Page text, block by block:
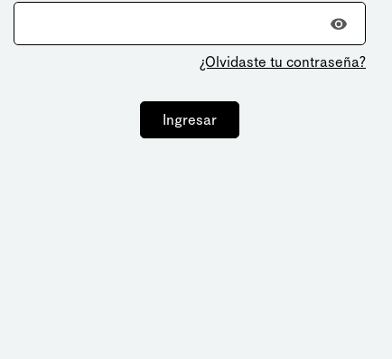
¿Olvidaste tu contraseña?
Ingresar